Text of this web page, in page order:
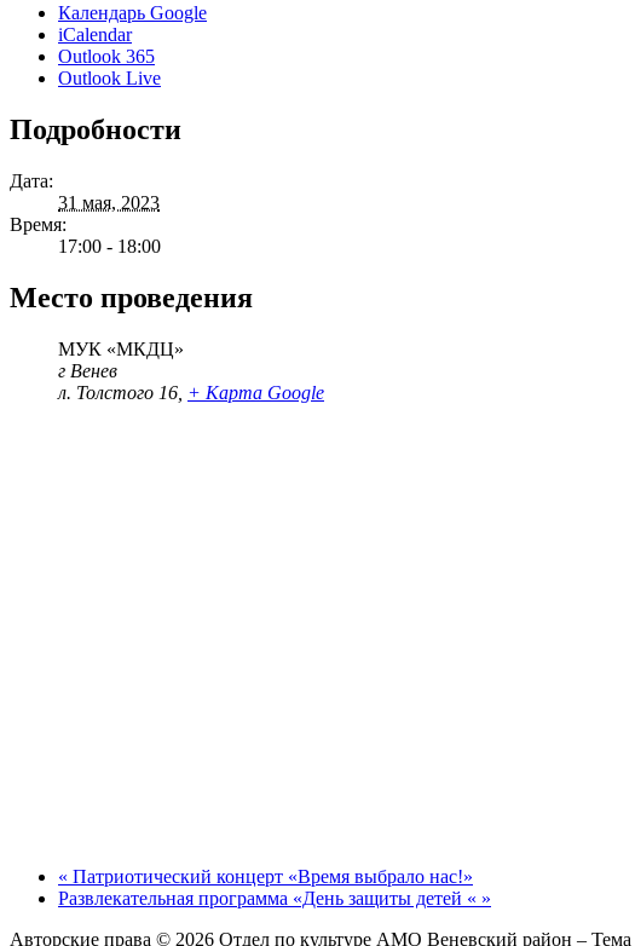
Календарь Google
iCalendar
Outlook 365
Outlook Live
Подробности
Дата:
31 мая, 2023
Время:
17:00 - 18:00
Место проведения
МУК «МКДЦ»
г Венев
л. Толстого 16 + Карта Google
« Патриотический концерт «Время выбрало нас!»
Развлекательная программа «День защиты детей « »
Авторские права © 2026 Отдел по культуре АМО Веневский район – Тема